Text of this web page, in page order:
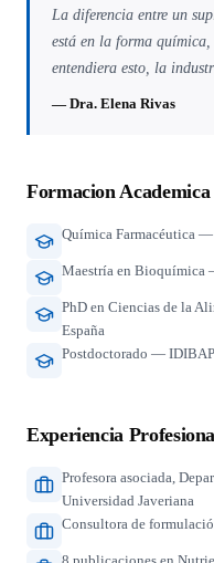
La diferencia entre un
está en la forma
entendiera esto, la
— Dra. Elena Rivas
Formacion Academica
Química Farmacéutica
Maestría en Bioquímica
PhD en Ciencias de la
España
Postdoctorado —
Experiencia
Profesora asociada,
Universidad Javeriana
Consultora de